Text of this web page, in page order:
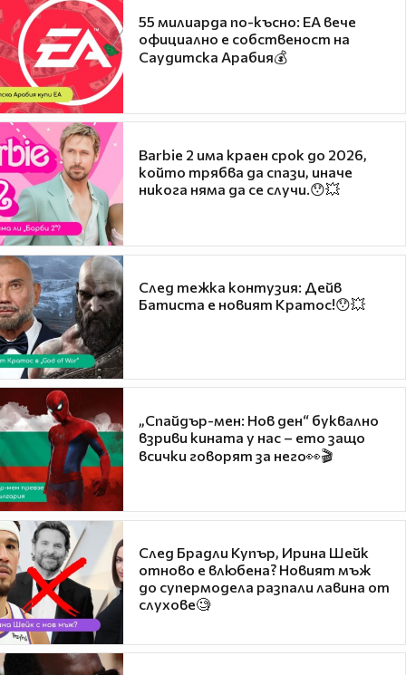
55 милиарда по-късно: EA вече
официално е собственост на
Саудитска Арабия💰
Barbie 2 има краен срок до 2026,
който трябва да спази, иначе
никога няма да се случи.😯💥
След тежка контузия: Дейв
Батиста е новият Кратос!😯💥
„Спайдър-мен: Нов ден“ буквално
взриви кината у нас – ето защо
всички говорят за него👀🎬
След Брадли Купър, Ирина Шейк
отново е влюбена? Новият мъж
до супермодела разпали лавина от
слухове🧐